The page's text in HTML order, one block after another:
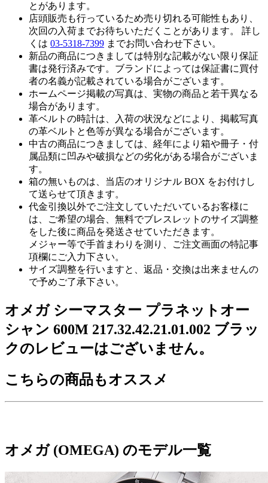
とがあります。
店頭販売も行っているため売り切れる可能性もあり、
次回の入荷までお待ちいただくことがあります。 詳し
くは 03-5318-7399 までお問い合わせ下さい。
新品の商品につきましては特別な記載がない限り保証
書は発行済みです。ブランドによっては保証書に買付
者の名義が記載されている場合がございます。
ホームページ掲載の写真は、実物の商品と若干異なる
場合があります。
革ベルトの時計は、入荷の状況などにより、掲載写真
の革ベルトと色等が異なる場合がございます。
中古の商品につきましては、経年により箱や冊子・付
属品類に凹みや破損などの劣化がある場合がございま
す。
箱の無いものは、当店のオリジナル BOX をお付けし
て送らせて頂きます。
代金引換以外でご注文していただいているお客様に
は、ご希望の場合、無料でブレスレットのサイズ調整
をした後に商品を発送させていただきます。
メジャー等で手首まわりを測り、ご注文画面の特記事
項欄にご入力下さい。
サイズ調整を行いますと、返品・交換は出来ませんの
で予めご了承下さい。
オメガ シーマスター プラネットオー
シャン 600M 217.32.42.21.01.002 ブラッ
クのレビューはございません。
こちらの商品もオススメ
オメガ (OMEGA) のモデル一覧